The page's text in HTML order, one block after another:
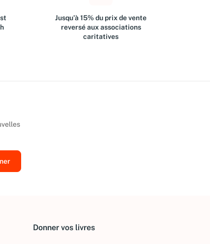
Jusqu'à 15% du prix de vente
reversé aux associations
caritatives
Donner vos livres